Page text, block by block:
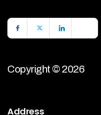
Copyright © 2026
Address